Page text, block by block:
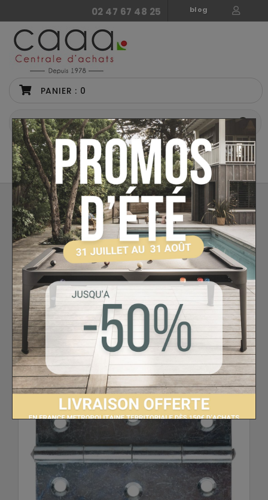
blog
02 47 67 48 25
PANIER : 0
CATÉGORIES
PIÈCES DÉTACHÉES STELLA
Retour Accessoires Baby Foot
Pièces détachées Stella Charnière de
meuble Stella champion rétro - Le lot de 4